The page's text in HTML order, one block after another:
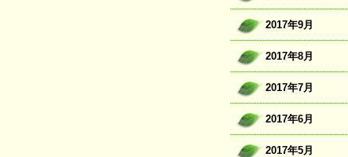
2017年9月
2017年8月
2017年7月
2017年6月
2017年5月